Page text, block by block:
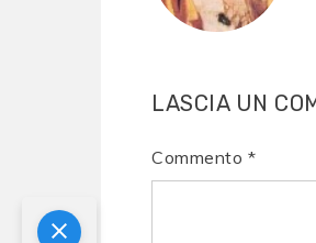
LASCIA UN
Commento *